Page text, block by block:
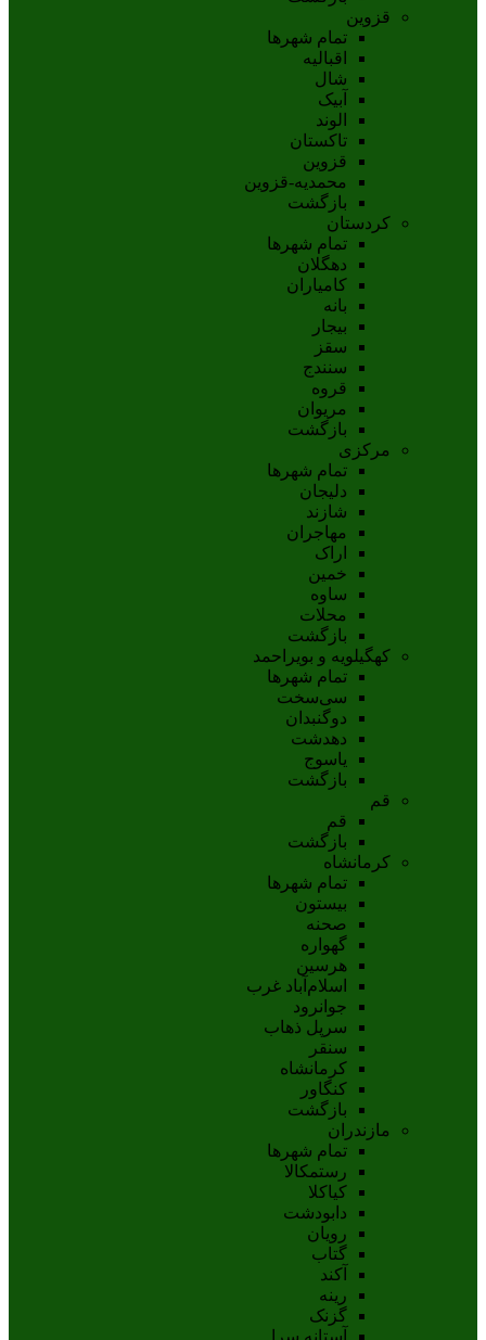
قزوین
تمام شهر‌ها
اقبالیه
شال
آبيک
الوند
تاکستان
قزوين
محمديه-قزوين
بازگشت
کردستان
تمام شهر‌ها
دهگلان
کامیاران
بانه
بيجار
سقز
سنندج
قروه
مريوان
بازگشت
مرکزی
تمام شهر‌ها
دلیجان
شازند
مهاجران
اراک
خمين
ساوه
محلات
بازگشت
کهگیلویه و بویراحمد
تمام شهر‌ها
سی‌سخت
دوگنبدان
دهدشت
ياسوج
بازگشت
قم
قم
بازگشت
کرمانشاه
تمام شهر‌ها
بیستون
صحنه
گهواره
هرسین
اسلام‌‌آباد غرب
جوانرود
سرپل ذهاب
سنقر
کرمانشاه
کنگاور
بازگشت
مازندران
تمام شهر‌ها
رستمکالا
کیاکلا
دابودشت
رویان
گتاب
آکند
رینه
گزنک
آستانه سرا